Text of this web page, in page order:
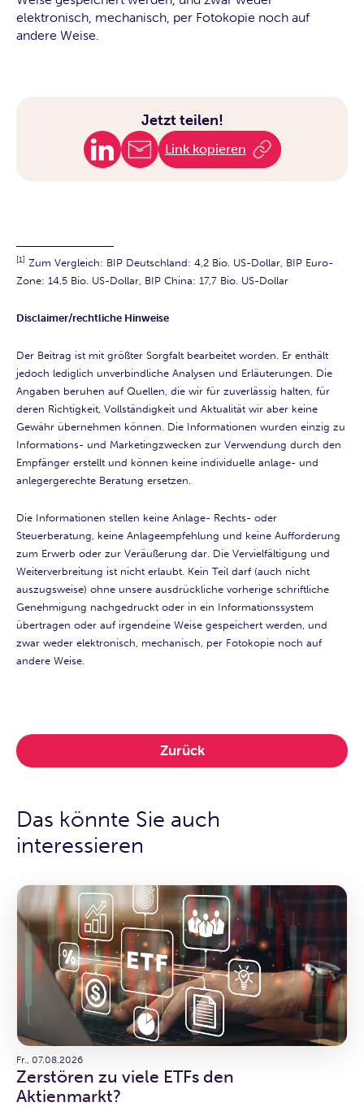
elektronisch, mechanisch, per Fotokopie noch auf
andere Weise.
Jetzt teilen!
Link kopieren
[1] Zum Vergleich: BIP Deutschland: 4,2 Bio. US-Dollar, BIP Euro-
Zone: 14,5 Bio. US-Dollar, BIP China: 17,7 Bio. US-Dollar
Disclaimer/rechtliche Hinweise
Der Beitrag ist mit größter Sorgfalt bearbeitet worden. Er enthält
jedoch lediglich unverbindliche Analysen und Erläuterungen. Die
Angaben beruhen auf Quellen, die wir für zuverlässig halten, für
deren Richtigkeit, Vollständigkeit und Aktualität wir aber keine
Gewähr übernehmen können. Die Informationen wurden einzig zu
Informations- und Marketingzwecken zur Verwendung durch den
Empfänger erstellt und können keine individuelle anlage- und
anlegergerechte Beratung ersetzen.
Die Informationen stellen keine Anlage- Rechts- oder
Steuerberatung, keine Anlageempfehlung und keine Aufforderung
zum Erwerb oder zur Veräußerung dar. Die Vervielfältigung und
Weiterverbreitung ist nicht erlaubt. Kein Teil darf (auch nicht
auszugsweise) ohne unsere ausdrückliche vorherige schriftliche
Genehmigung nachgedruckt oder in ein Informationssystem
übertragen oder auf irgendeine Weise gespeichert werden, und
zwar weder elektronisch, mechanisch, per Fotokopie noch auf
andere Weise.
Zurück
Das könnte Sie auch
interessieren
Fr., 07.08.2026
Zerstören zu viele ETFs den
Aktienmarkt?